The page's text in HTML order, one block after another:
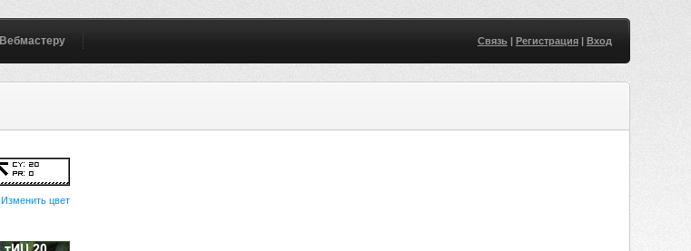
Вебмастеру Связь| Регистрация| Вход
Изменить цвет